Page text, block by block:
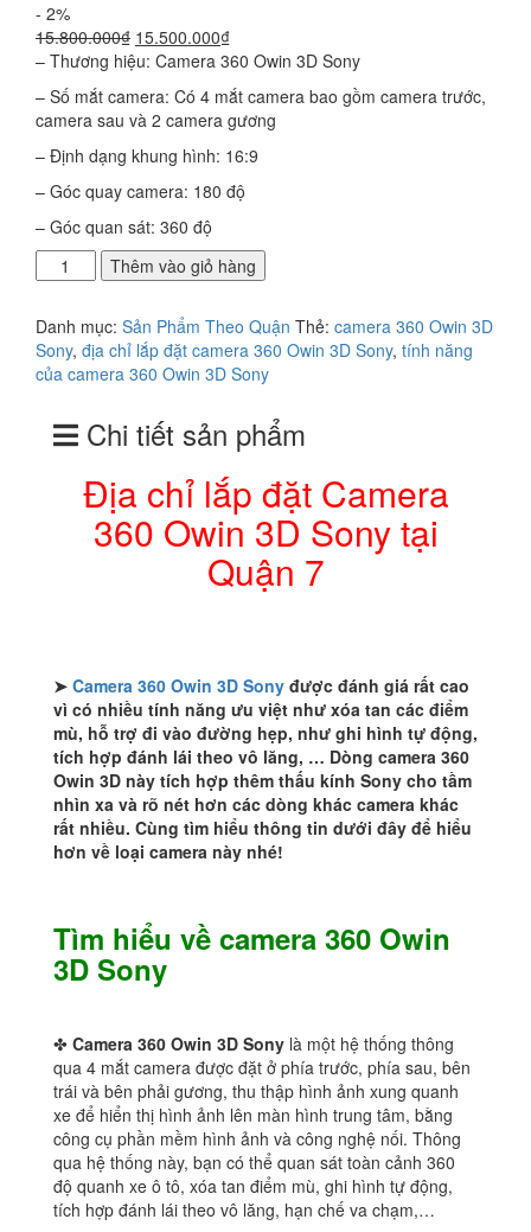
- 2%
15.800.000₫ Giá
gốc
15.800.000₫.
15.500.000₫Giá
hiện
tại
là:
15.500.000₫.
– Thương hiệu: Camera 360 Owin 3D Sony
– Số mắt camera: Có 4 mắt camera bao gồm camera trước,
camera sau và 2 camera gương
– Định dạng khung hình: 16:9
– Góc quay camera: 180 độ
– Góc quan sát: 360 độ
chỉ
đặt
Camera
360
3D
Sony
Thêm vào giỏ hàng
Danh mục: Sản Phẩm Theo Quận Thẻ: camera 360 Owin 3D
Sony, địa chỉ lắp đặt camera 360 Owin 3D Sony, tính năng
của camera 360 Owin 3D Sony
Chi tiết sản phẩm
Địa chỉ lắp đặt Camera
360 Owin 3D Sony tại
Quận 7
➤ Camera 360 Owin 3D Sony được đánh giá rất cao
vì có nhiều tính năng ưu việt như xóa tan các điểm
mù, hỗ trợ đi vào đường hẹp, như ghi hình tự động,
tích hợp đánh lái theo vô lăng, … Dòng camera 360
Owin 3D này tích hợp thêm thấu kính Sony cho tầm
nhìn xa và rõ nét hơn các dòng khác camera khác
rất nhiều. Cùng tìm hiểu thông tin dưới đây để hiểu
hơn về loại camera này nhé!
Tìm hiểu về camera 360 Owin
3D Sony
✤ Camera 360 Owin 3D Sony là một hệ thống thông
qua 4 mắt camera được đặt ở phía trước, phía sau, bên
trái và bên phải gương, thu thập hình ảnh xung quanh
xe để hiển thị hình ảnh lên màn hình trung tâm, bằng
công cụ phần mềm hình ảnh và công nghệ nối. Thông
qua hệ thống này, bạn có thể quan sát toàn cảnh 360
độ quanh xe ô tô, xóa tan điểm mù, ghi hình tự động,
tích hợp đánh lái theo vô lăng, hạn chế va chạm,…